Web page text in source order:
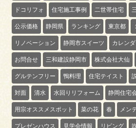
ドコリフォ 住宅施工事例 二世帯住宅
公示価格 静岡県 ランキング 東京都
リノベーション 静岡市スイーツ カレン
お問合せ 三和建設静岡市 株式会社大仙
グルテンフリー 鴨料理 住宅テイスト
対面 清水 水回りリフォーム 静岡住宅
用宗オススメスポット 菜の花 春 メン
プレゼンハウス 見学会情報 リビング